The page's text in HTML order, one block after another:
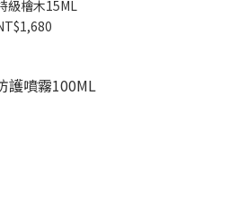
級檜木15ML